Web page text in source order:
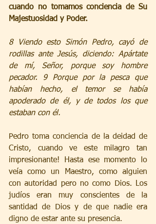
cuando no tomamos conciencia de Su
Majestuosidad y Poder.
8 Viendo esto Simón Pedro, cayó de
rodillas ante Jesús, diciendo: Apártate
de mí, Señor, porque soy hombre
pecador. 9 Porque por la pesca que
habían hecho, el temor se había
apoderado de él, y de todos los que
estaban con él.
Pedro toma conciencia de la deidad de
Cristo, cuando ve este milagro tan
impresionante! Hasta ese momento lo
veía como un Maestro, como alguien
con autoridad pero no como Dios. Los
judíos eran muy conscientes de la
santidad de Dios y de que nadie era
digno de estar ante su presencia.